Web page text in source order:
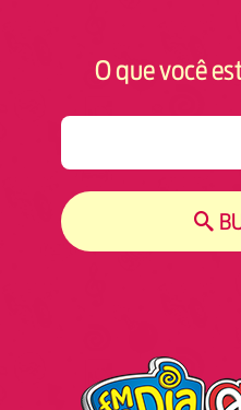
O que você